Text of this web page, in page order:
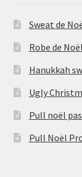
Sweat de
Robe de Noël
Hanukkah
Ugly
Pull noël
Pull Noël